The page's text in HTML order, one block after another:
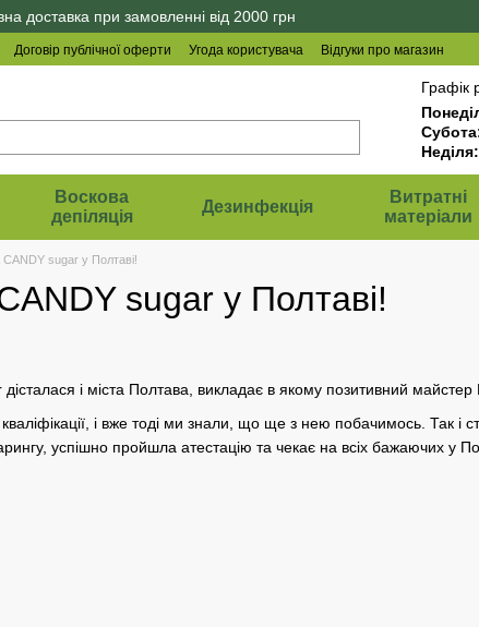
доставка при замовленні від 2000 грн
Договір публічної оферти Угода користувача Відгуки про магазин
Графік
Неділя:
Воскова
депіляція
Дезинфекція
Витратні
матеріали
CANDY sugar у Полтаві!
sugar у Полтаві!
і міста Полтава, викладає в якому позитивний
і вже тоді ми знали, що ще з нею побачимось. Так і
успішно пройшла атестацію та чекає на всіх бажаючих у